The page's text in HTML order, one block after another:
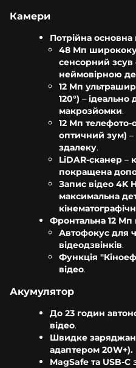
Камери
Потрійна основна
48 Мп
сенсорний зсув
неймовірною
12 Мп
120°) – ідеально
макрозйомки.
12 Мп телефото-
оптичний зум) –
здалеку.
LiDAR-сканер –
покращена
Запис відео 4K
максимальна
Фронтальна 12 Мп
Автофокус для
відеодзвінків.
Функція
відео.
Акумулятор
До 23 годин
відео.
Швидке
адаптером 20W+).
MagSafe та USB-